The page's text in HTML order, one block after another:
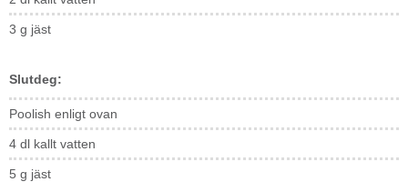
3 g jäst
Slutdeg:
Poolish enligt ovan
4 dl kallt vatten
5 g jäst